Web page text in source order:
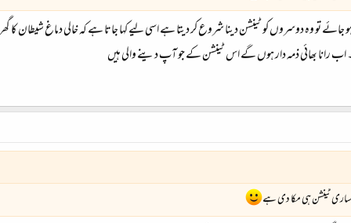
تو وہ دوسروں کو ٹینشن دینا شروع کر دیتا ہے اسی لیے کہا جاتا ہے کہ خالی دماغ شیطان کا
اب رانا بھائی ذمہ دار ہوں گے اس ٹینشن کے جو آپ دینے والی ہیں
ٹینشن ہی مکا دی ہے